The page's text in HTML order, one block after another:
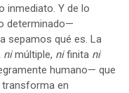
inmediato. Y de lo
determinado—
sepamos qué es. La
nimúltiple, nifinita ni
humano— que
transforma en